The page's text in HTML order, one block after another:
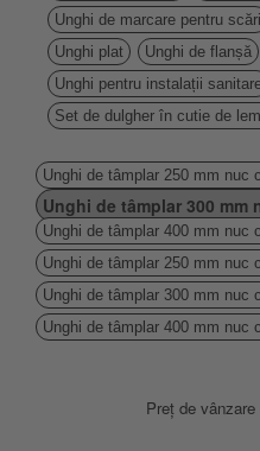
Unghi de marcare pentru scări
Unghi plat
Unghi de flanșă
Unghi pentru instalații
Set de dulgher în cutie de
Unghi de tâmplar 250 mm nuc
Unghi de tâmplar 300
Unghi de tâmplar 400 mm nuc
Unghi de tâmplar 250 mm nuc
Unghi de tâmplar 300 mm nuc
Unghi de tâmplar 400 mm nuc
Preț de